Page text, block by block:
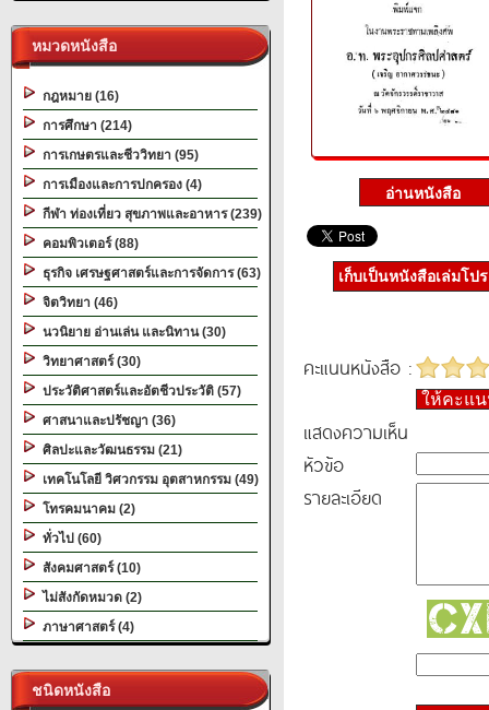
หมวดหนังสือ
กฎหมาย (16)
การศึกษา (214)
การเกษตรและชีววิทยา (95)
การเมืองและการปกครอง (4)
กีฬา ท่องเที่ยว สุขภาพและอาหาร (239)
คอมพิวเตอร์ (88)
ธุรกิจ เศรษฐศาสตร์และการจัดการ (63)
จิตวิทยา (46)
นวนิยาย อ่านเล่น และนิทาน (30)
วิทยาศาสตร์ (30)
ประวัติศาสตร์และอัตชีวประวัติ (57)
ศาสนาและปรัชญา (36)
ศิลปะและวัฒนธรรม (21)
เทคโนโลยี วิศวกรรม อุตสาหกรรม (49)
โทรคมนาคม (2)
ทั่วไป (60)
สังคมศาสตร์ (10)
ไม่สังกัดหมวด (2)
ภาษาศาสตร์ (4)
ชนิดหนังสือ
เก็บเป็นหนังสือเล่มโป
คะแนนหนังสือ :
ให้คะแ
แสดงความเห็น
หัวข้อ
รายละเอียด